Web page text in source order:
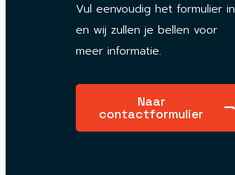
Vul eenvoudig het formulier in
en wij zullen je bellen voor
meer informatie.
Naar
contactformulier